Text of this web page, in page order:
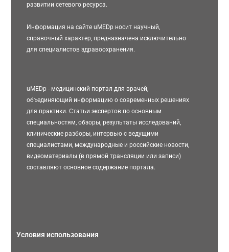
развитии сетевого ресурса.
Информация на сайте uMEDp носит научный,
справочный характер, предназначена исключительно
для специалистов здравоохранения.
uMEDp - медицинский портал для врачей,
объединяющий информацию о современных решениях
для практики. Статьи экспертов по основным
специальностям, обзоры, результаты исследований,
клинические разборы, интервью с ведущими
специалистами, международные и российские новости,
видеоматериалы (в прямой трансляции или записи)
составляют основное содержание портала.
Условия использования